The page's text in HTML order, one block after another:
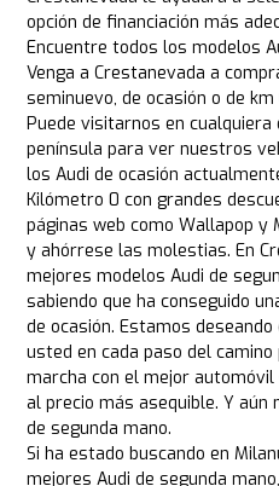
opción de financiación más
Encuentre todos los modelos
Venga a Crestanevada a
seminuevo, de ocasión o de km
Puede visitarnos en
península para ver nuestros
los Audi de ocasión
Kilómetro 0 con grandes
páginas web como Wallapop y
y ahórrese las molestias. En
mejores modelos Audi de
sabiendo que ha conseguido
de ocasión. Estamos
usted en cada paso del
marcha con el mejor
al precio más asequible. Y
de segunda mano.
Si ha estado buscando en
mejores Audi de segunda